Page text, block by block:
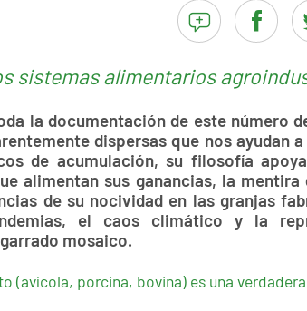
sistemas alimentarios
la documentación de este número
dispersas que nos ayudan
de acumulación, su filosofía
alimentan sus ganancias, la
de su nocividad en las granjas
el caos climático y la
mosaico.
(avícola, porcina, bovina) es una